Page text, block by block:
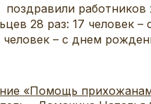
работников
28 раз: 17 человек –
человек – с днем
«Помощь